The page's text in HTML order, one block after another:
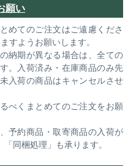
願い
めてのご注文はご遠慮くださ
すようお願いします。
納期が異なる場合は、全ての
。入荷済み・在庫商品のみ先
入荷の商品はキャンセルさせ
べくまとめてのご注文をお願
予約商品・取寄商品の入荷が
同梱処理」も承ります。